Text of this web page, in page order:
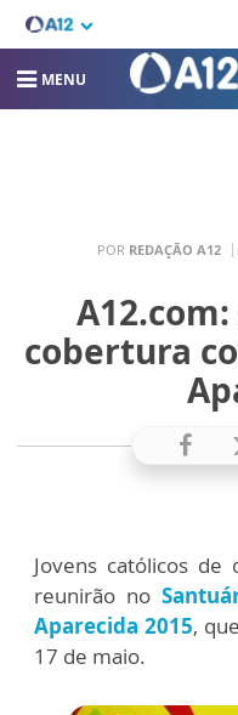
MENU
POR REDAÇÃO A12
cobertura
Jovens católicos
reunirão no
Aparecida 2015,
17 de maio.